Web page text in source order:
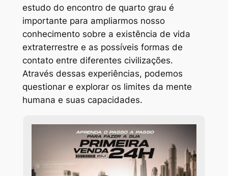
estudo do encontro de quarto grau é
importante para ampliarmos nosso
conhecimento sobre a existência de vida
extraterrestre e as possíveis formas de
contato entre diferentes civilizações.
Através dessas experiências, podemos
questionar e explorar os limites da mente
humana e suas capacidades.